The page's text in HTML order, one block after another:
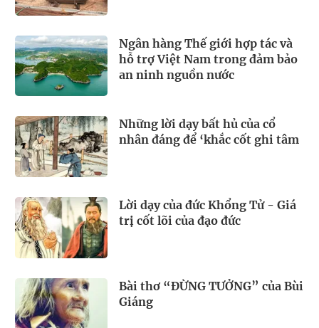
Ngân hàng Thế giới hợp tác và
hỗ trợ Việt Nam trong đảm bảo
an ninh nguồn nước
Những lời dạy bất hủ của cổ
nhân đáng để ‘khắc cốt ghi tâm
Lời dạy của đức Khổng Tử - Giá
trị cốt lõi của đạo đức
Bài thơ “ĐỪNG TƯỞNG” của Bùi
Giáng